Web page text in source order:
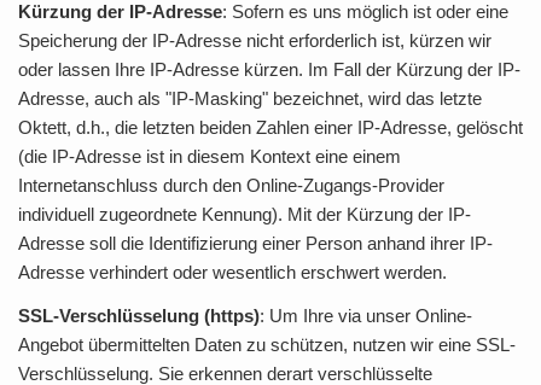
Kürzung der IP-Adresse: Sofern es uns möglich ist oder eine
Speicherung der IP-Adresse nicht erforderlich ist, kürzen wir
oder lassen Ihre IP-Adresse kürzen. Im Fall der Kürzung der IP-
Adresse, auch als "IP-Masking" bezeichnet, wird das letzte
Oktett, d.h., die letzten beiden Zahlen einer IP-Adresse, gelöscht
(die IP-Adresse ist in diesem Kontext eine einem
Internetanschluss durch den Online-Zugangs-Provider
individuell zugeordnete Kennung). Mit der Kürzung der IP-
Adresse soll die Identifizierung einer Person anhand ihrer IP-
Adresse verhindert oder wesentlich erschwert werden.
SSL-Verschlüsselung (https): Um Ihre via unser Online-
Angebot übermittelten Daten zu schützen, nutzen wir eine SSL-
Verschlüsselung. Sie erkennen derart verschlüsselte